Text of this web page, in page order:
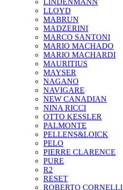
LINDENMANN
LLOYD
MABRUN
MADZERINI
MARCO SANTONI
MARIO MACHADO
MARIO MACHARDI
MAURITIUS
MAYSER
NAGANO
NAVIGARE
NEW CANADIAN
NINA RICCI
OTTO KESSLER
PALMONTE
PELLENS&LOICK
PELO
PIERRE CLARENCE
PURE
R2
RESET
ROBERTO CORNELLI